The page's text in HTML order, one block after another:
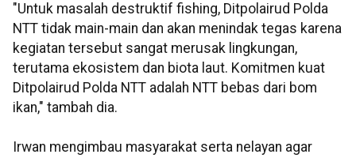
"Untuk masalah destruktif fishing, Ditpolairud Polda
NTT tidak main-main dan akan menindak tegas karena
kegiatan tersebut sangat merusak lingkungan,
terutama ekosistem dan biota laut. Komitmen kuat
Ditpolairud Polda NTT adalah NTT bebas dari bom
ikan," tambah dia.
Irwan mengimbau masyarakat serta nelayan agar